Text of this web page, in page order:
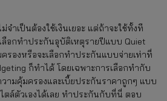
ำเป็นต้องใช้เงินเยอะ แต่ถ้าจะใช้ทั้งที
ลือกทำประกันอุบัติเหตุรายปีแบบ Quiet
รองหรือจะเลือกทำประกันแบบจ่ายเท่าที่
ก็ทำได้ โดยเฉพาะการเลือกทำกับ
ามคุ้มครองและเบี้ยประกันราคาถูกๆ แบบ
ตล์ตัวเองได้เลย ทำประกันกับที่นี่ ตอบ